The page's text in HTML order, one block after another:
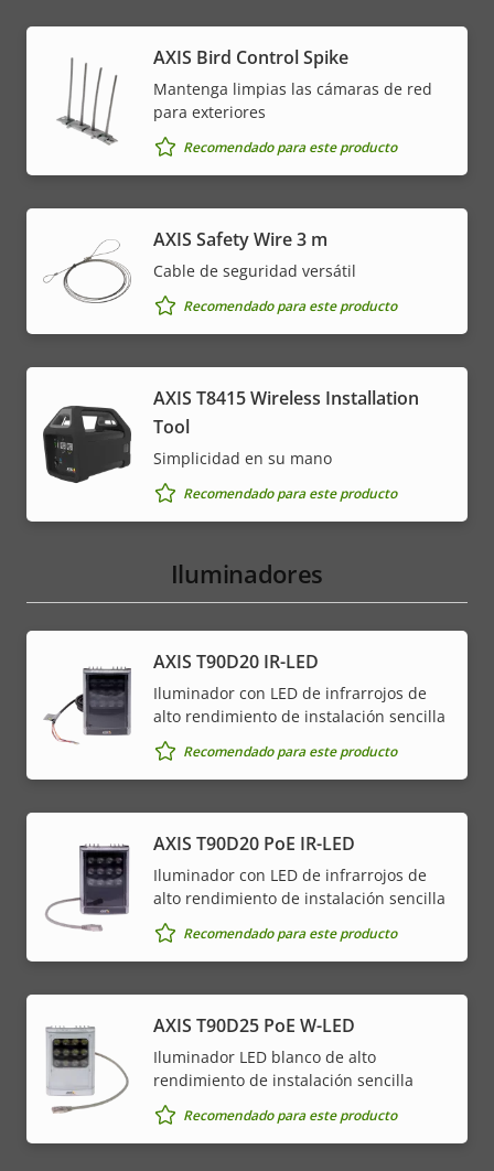
AXIS Bird Control Spike
Mantenga limpias las cámaras de red
para exteriores
Recomendado para este producto
AXIS Safety Wire 3 m
Cable de seguridad versátil
Recomendado para este producto
AXIS T8415 Wireless Installation
Tool
Simplicidad en su mano
Recomendado para este producto
Iluminadores
AXIS T90D20 IR-LED
Iluminador con LED de infrarrojos de
alto rendimiento de instalación sencilla
Recomendado para este producto
AXIS T90D20 PoE IR-LED
Iluminador con LED de infrarrojos de
alto rendimiento de instalación sencilla
Recomendado para este producto
AXIS T90D25 PoE W-LED
Iluminador LED blanco de alto
rendimiento de instalación sencilla
Recomendado para este producto